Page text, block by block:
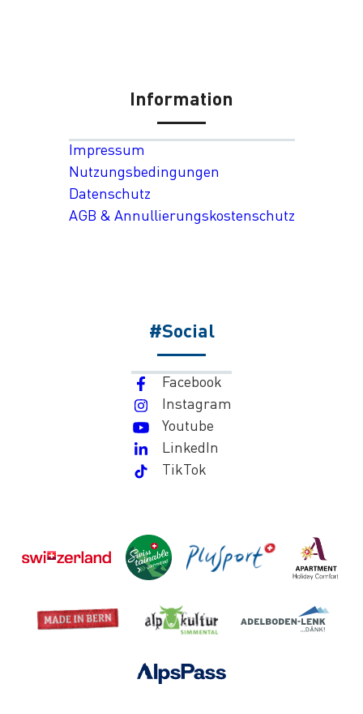
Information
Impressum
Nutzungsbedingungen
Datenschutz
AGB & Annullierungskostenschutz
#Social
Facebook
Instagram
Youtube
LinkedIn
TikTok